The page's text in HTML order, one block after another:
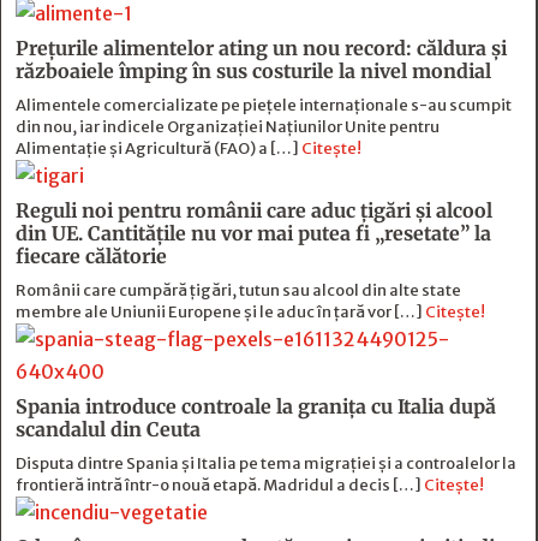
Prețurile alimentelor ating un nou record: căldura și
războaiele împing în sus costurile la nivel mondial
Alimentele comercializate pe piețele internaționale s-au scumpit
din nou, iar indicele Organizației Națiunilor Unite pentru
Alimentație și Agricultură (FAO) a […] Citește!
Reguli noi pentru românii care aduc țigări și alcool
din UE. Cantitățile nu vor mai putea fi „resetate” la
fiecare călătorie
Românii care cumpără țigări, tutun sau alcool din alte state
membre ale Uniunii Europene și le aduc în țară vor […] Citește!
Spania introduce controale la granița cu Italia după
scandalul din Ceuta
Disputa dintre Spania și Italia pe tema migrației și a controalelor la
frontieră intră într-o nouă etapă. Madridul a decis […] Citește!